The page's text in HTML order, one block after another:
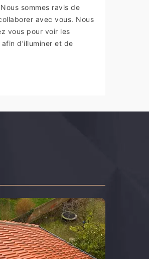
sommes ravis de
avec vous. Nous
vous pour voir les
d’illuminer et de